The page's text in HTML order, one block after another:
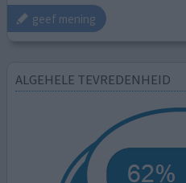
geef mening
ALGEHELE TEVREDENHEID